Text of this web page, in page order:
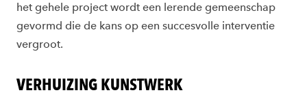
het gehele project wordt een lerende gemeenschap
gevormd die de kans op een succesvolle interventie
vergroot.
VERHUIZING KUNSTWERK